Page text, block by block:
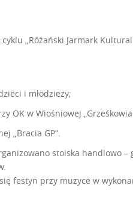
„Różański Jarmark
i młodzieży;
OK w Wiośniowej
„Bracia GP”.
stoiska handlowo
festyn przy muzyce w